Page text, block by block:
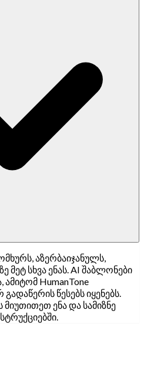
აზერბაიჯანულს,
სხვა ენას. AI შაბლონები
ამიტომ HumanTone
წესებს იყენებს.
მიუთითეთ ენა და სამიზნე